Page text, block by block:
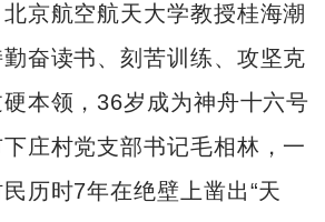
京航空航天大学教授桂海潮
奋读书、刻苦训练、攻坚克
本领，36岁成为神舟十六号
庄村党支部书记毛相林，一
历时7年在绝壁上凿出“天